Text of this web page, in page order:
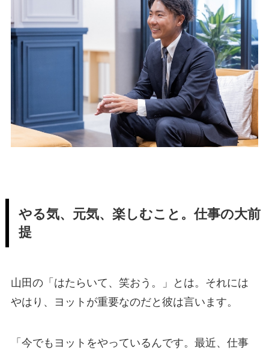
やる気、元気、楽しむこと。仕事の大前
提
山田の「はたらいて、笑おう。」とは。それには
やはり、ヨットが重要なのだと彼は言います。
「今でもヨットをやっているんです。最近、仕事